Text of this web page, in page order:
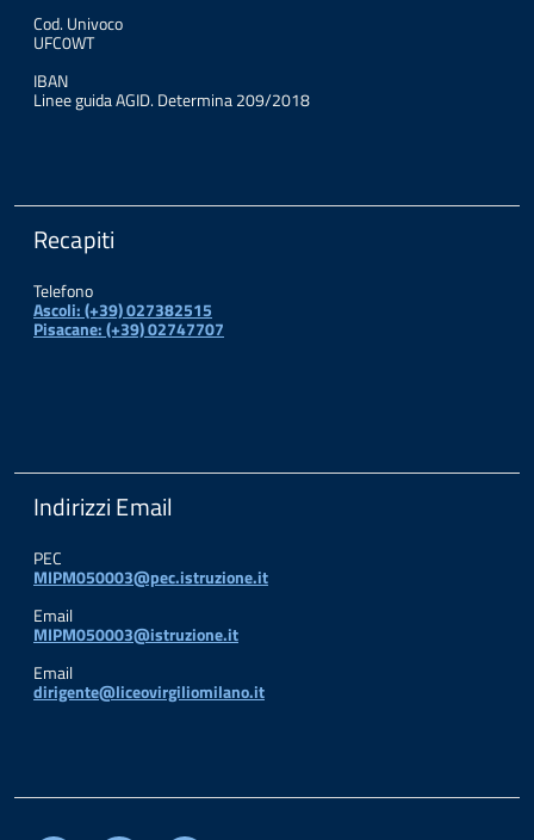
Cod. Univoco
UFC0WT
IBAN
Linee guida AGID. Determina 209/2018
Recapiti
Telefono
Ascoli: (+39) 027382515
Pisacane: (+39) 02747707
Indirizzi Email
PEC
MIPM050003@pec.istruzione.it
Email
MIPM050003@istruzione.it
Email
dirigente@liceovirgiliomilano.it